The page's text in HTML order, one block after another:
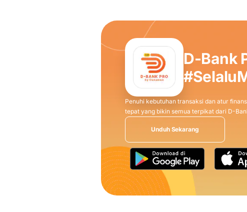
D-Bank
Penuhi kebutuhan transaksi dan atur
tepat yang bikin semua terpikat dari D-
Unduh Sekarang